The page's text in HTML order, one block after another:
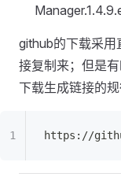
github的下载采用
接复制来；但是
下载生成链接的规
https://